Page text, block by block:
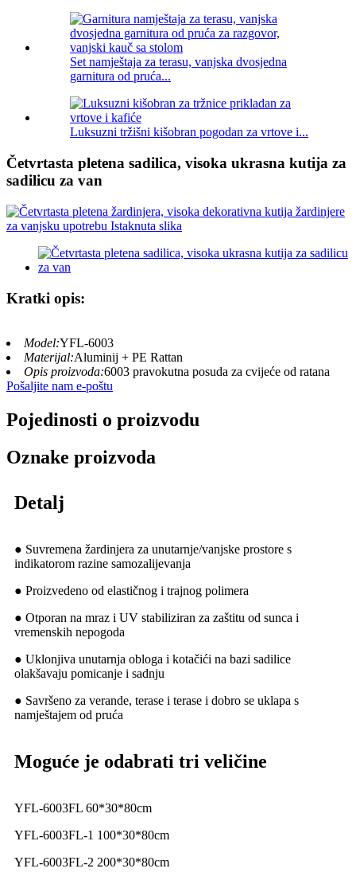
Set namještaja za terasu, vanjska dvosjedna
garnitura od pruća...
Luksuzni tržišni kišobran pogodan za vrtove i...
Četvrtasta pletena sadilica, visoka ukrasna kutija za
sadilicu za van
Kratki opis:
Model:YFL-6003
Materijal:Aluminij + PE Rattan
Opis proizvoda:6003 pravokutna posuda za cvijeće od ratana
Pošaljite nam e-poštu
Pojedinosti o proizvodu
Oznake proizvoda
Detalj
● Suvremena žardinjera za unutarnje/vanjske prostore s
indikatorom razine samozalijevanja
● Proizvedeno od elastičnog i trajnog polimera
● Otporan na mraz i UV stabiliziran za zaštitu od sunca i
vremenskih nepogoda
● Uklonjiva unutarnja obloga i kotačići na bazi sadilice
olakšavaju pomicanje i sadnju
● Savršeno za verande, terase i terase i dobro se uklapa s
namještajem od pruća
Moguće je odabrati tri veličine
YFL-6003FL 60*30*80cm
YFL-6003FL-1 100*30*80cm
YFL-6003FL-2 200*30*80cm